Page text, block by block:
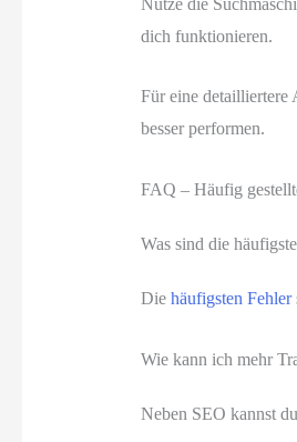
dich funktionieren.
Für eine detailliertere
besser performen.
FAQ – Häufig
Was sind die
Die häufigsten Fehler
Wie kann ich mehr
Neben SEO kannst